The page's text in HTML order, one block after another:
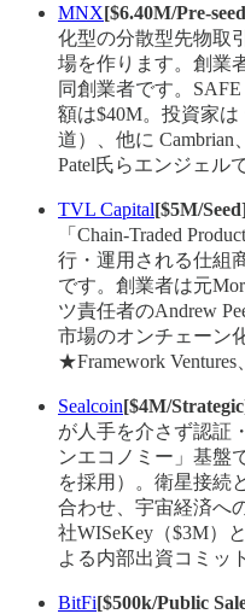
MNX[$6.40M/Pre-
化型の分散型先物取
場を作ります。創業
同創業者です。
額は$40M。投資家は
道）、他に Cambrian
Patel氏らエンジェル
TVL Capital[$5M/
「Chain-Traded
行・運用される仕組
です。創業者は元
ツ責任者のAndrew
市場のオンチェーン
★Framework Ventures
Sealcoin[$4M/
が人手を介さず認証
ンエコノミー」基盤
を採用）。衛星接続
合わせ、宇宙経済へ
社WISeKey（$3M）
よる内部出資コミッ
BitFi[$500k/Public